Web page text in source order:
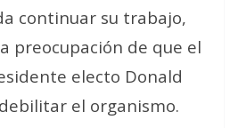
continuar su trabajo,
preocupación de que el
electo Donald
el organismo.